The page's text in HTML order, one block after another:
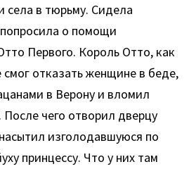
села в тюрьму. Сидела
о помощи
Первого. Король Отто, как
отказать женщине в беде,
в Верону и вломил
чего отворил дверцу
изголодавшуюся по
принцессу. Что у них там